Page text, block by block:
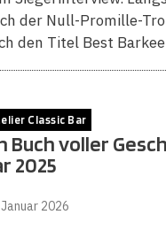
der Null-Promille-
den Titel Best
Classic Bar
Buch voller
2025
2026